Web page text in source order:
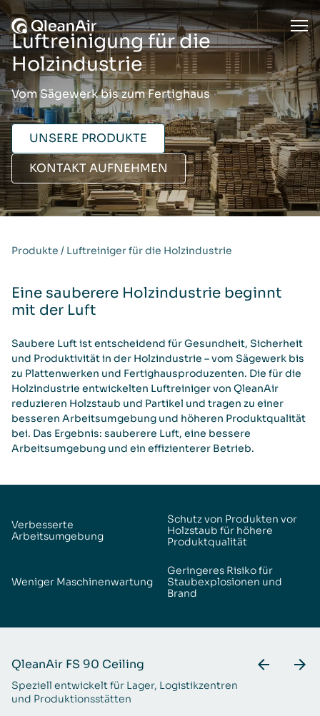
Zum Inhalt springen
Luftreinigung für die
Holzindustrie
Vom Sägewerk bis zum Fertighaus
UNSERE PRODUKTE
KONTAKT AUFNEHMEN
Produkte / Luftreiniger für die Holzindustrie
Eine sauberere Holzindustrie beginnt
mit der Luft
Saubere Luft ist entscheidend für Gesundheit, Sicherheit
und Produktivität in der Holzindustrie – vom Sägewerk bis
zu Plattenwerken und Fertighausproduzenten. Die für die
Holzindustrie entwickelten Luftreiniger von QleanAir
reduzieren Holzstaub und Partikel und tragen zu einer
besseren Arbeitsumgebung und höheren Produktqualität
bei. Das Ergebnis: sauberere Luft, eine bessere
Arbeitsumgebung und ein effizienterer Betrieb.
Verbesserte
Arbeitsumgebung
Schutz von Produkten vor
Holzstaub für höhere
Produktqualität
Weniger Maschinenwartung
Geringeres Risiko für
Staubexplosionen und
Brand
QleanAir FS 90 Ceiling
Speziell entwickelt für Lager, Logistikzentren
und Produktionsstätten